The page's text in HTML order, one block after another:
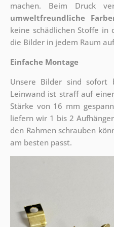
machen. Beim Druck
umweltfreundliche
keine schädlichen Stoffe in
die Bilder in jedem Raum
Einfache Montage
Unsere Bilder sind sofort
Leinwand ist straff auf
Stärke von 16 mm
liefern wir 1 bis 2
den Rahmen schrauben
am besten passt.